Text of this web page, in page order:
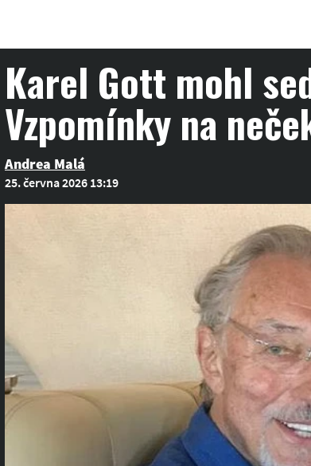
Karel Gott mohl
Vzpomínky na
Andrea Malá
25. června 2026 13:19